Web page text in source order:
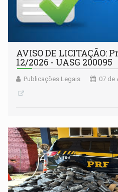
AVISO DE LICITAÇÃO:
12/2026 - UASG 200095
Publicações Legais 07 de